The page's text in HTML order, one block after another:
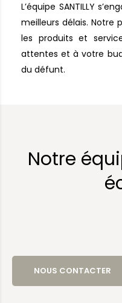
L’équipe SANTILLY
meilleurs délais. Notre
les produits et
attentes et à votre
du défunt.
Notre
NOUS CONTACTER